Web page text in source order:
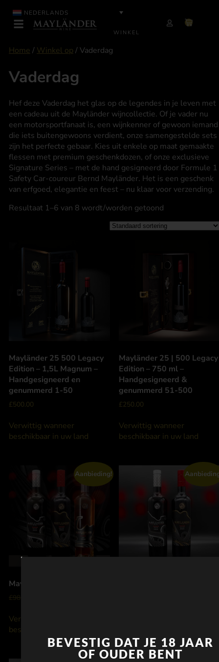
NEDERLANDS
WINKEL
Home / Winkel op / Vaderdag
Vaderdag
Hef deze Vaderdag het glas op de legendes in je leven met
een cadeau uit de Mayländer wijncollectie. Of je vader nu
een motorsportfanaat is, een wijnkenner of gewoon iemand
die iets buitengewoons verdient, onze samengestelde sets
zijn het perfecte gebaar. Kies uit enkele op maat gemaakte
flessen met premium geschenkdozen, of onze exclusieve
Signature Series – met de hand gesigneerd door Formule 1
Safety Car-coureur Bernd Mayländer. Het is een geschenk
van erfgoed, elegantie en feest – nu klaar voor verzending.
Resultaat 1–6 van 8 wordt/worden getoond
Mayländer 25 500 Legacy
Edition – 1,5L Magnum –
Handgesigneerd en
genummerd 1-50
£500.00
Verwittig wanneer
beschikbaar in uw land
Mayländer 25 | 500 Legacy
Edition – 750 ml –
Handgesigneerd &
genummerd 51-500
£250.00
Verwittig wanneer
beschikbaar in uw land
Aanbieding!
Mayländer Apex Trio
£98.00
Verwittig wanneer
beschikbaar in uw land
BEVESTIG DAT JE 18 JAAR
OF OUDER BENT